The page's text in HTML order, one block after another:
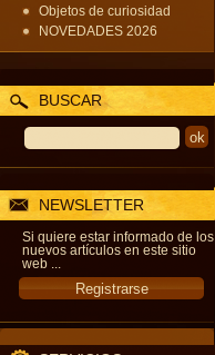
Objetos de curiosidad
NOVEDADES 2026
BUSCAR
NEWSLETTER
Si quiere estar informado de los
nuevos artículos en este sitio
web ...